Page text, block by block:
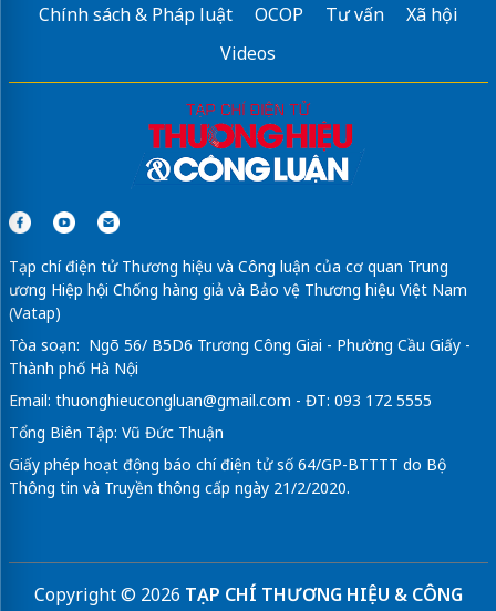
Chính sách & Pháp luật
OCOP Tư vấn
Xã hội
Videos
Tạp chí điện tử Thương hiệu và Công luận của cơ quan Trung
ương Hiệp hội Chống hàng giả và Bảo vệ Thương hiệu Việt Nam
(Vatap)
Tòa soạn: Ngõ 56/ B5D6 Trương Công Giai - Phường Cầu Giấy -
Thành phố Hà Nội
Email: thuonghieucongluan@gmail.com - ĐT: 093 172 5555
Tổng Biên Tập: Vũ Đức Thuận
Giấy phép hoạt động báo chí điện tử số 64/GP-BTTTT do Bộ
Thông tin và Truyền thông cấp ngày 21/2/2020.
Copyright © 2026 TẠP CHÍ THƯƠNG HIỆU & CÔNG